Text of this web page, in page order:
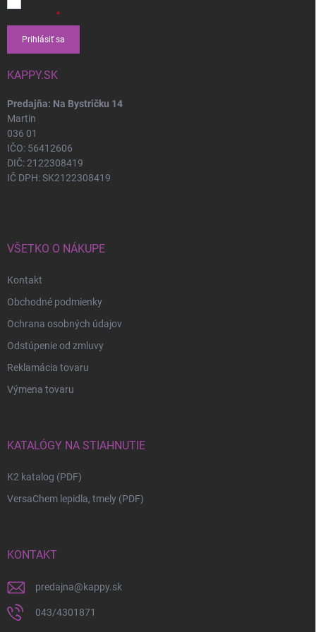
Prihlásiť sa
KAPPY.SK
Predajňa: Na Bystričku 14
Martin
036 01
IČO: 56412606
DIČ: 2122308419
IČ DPH: SK2122308419
VŠETKO O NÁKUPE
Kontakt
Obchodné podmienky
Ochrana osobných údajov
Odstúpenie od zmluvy
Reklamácia tovaru
Výmena tovaru
KATALÓGY NA STIAHNUTIE
K2 katalog (PDF)
VersaChem lepidla, tmely (PDF)
KONTAKT
predajna@kappy.sk
043/4301871